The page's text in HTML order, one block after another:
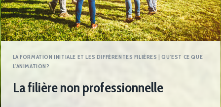
LA FORMATION INITIALE ET LES DIFFÉRENTES FILIÈRES |QU'EST CE QUE
L'ANIMATION?
La filière non professionnelle